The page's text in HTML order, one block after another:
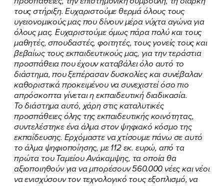
τους στήριξη. Ευχαριστούμε θερμά όλους τους
υγειονομικούς μας που δίνουν μέρα νύχτα αγώνα για
όλους μας. Ευχαριστούμε όμως πάρα πολύ και τους
μαθητές, σπουδαστές, φοιτητές, τους γονείς τους και
βεβαίως τους εκπαιδευτικούς μας, για την τεράστια
προσπάθεια που έχουν καταβάλει όλο αυτό το
διάστημα, που ξεπέρασαν δυσκολίες και συνέβαλαν
καθοριστικά προκειμένου να συνεχιστεί όσο πιο
απρόσκοπτα γίνεται η εκπαιδευτική διαδικασία.
Το διάστημα αυτό, χάρη στις καταλυτικές
προσπάθειες όλης της εκπαιδευτικής κοινότητας,
συντελέστηκε ένα άλμα στον ψηφιακό κόσμο της
εκπαίδευσης. Ερχόμαστε να χτίσουμε πάνω σε αυτό
το άλμα ψηφιοποίησης, με 112 εκ. ευρώ, από τα
πρώτα του Ταμείου Ανάκαμψης, τα οποία θα
αξιοποιηθούν για να μπορέσουν 560.000 νέες και νέοι
να ενισχύσουν τον τεχνολογικό τους εξοπλισμό, να